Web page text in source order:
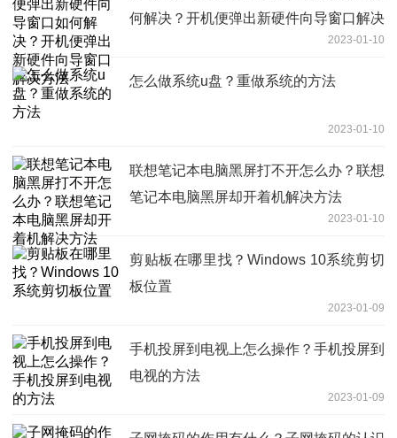
何解决？开机便弹出新硬件向导窗口解决
2023-01-10
怎么做系统u盘？重做系统的方法
2023-01-10
联想笔记本电脑黑屏打不开怎么办？联想
笔记本电脑黑屏却开着机解决方法
2023-01-10
剪贴板在哪里找？Windows 10系统剪切
板位置
2023-01-09
手机投屏到电视上怎么操作？手机投屏到
电视的方法
2023-01-09